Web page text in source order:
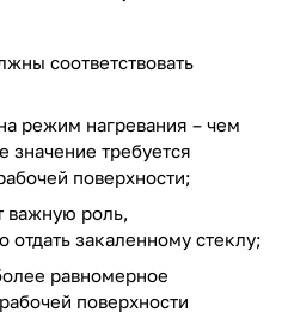
соответствовать
режим нагревания – чем
требуется
поверхности;
важную роль,
закаленному стеклу;
равномерное
поверхности